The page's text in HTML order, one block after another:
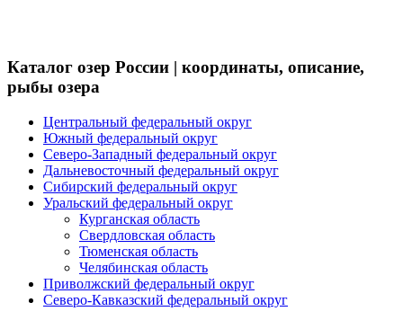
Каталог озер России | координаты, описание,
рыбы озера
Центральный федеральный округ
Южный федеральный округ
Северо-Западный федеральный округ
Дальневосточный федеральный округ
Сибирский федеральный округ
Уральский федеральный округ
Курганская область
Свердловская область
Тюменская область
Челябинская область
Приволжский федеральный округ
Северо-Кавказский федеральный округ